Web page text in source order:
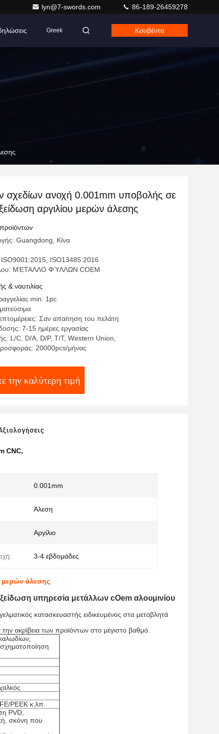
lyn@7-swords.com 86-189-26459278
Greek Κουβέντα
σχεδίων ανοχή 0.001mm υποβολής σε
αργιλίου μερών άλεσης
Guangdong, Κίνα
ISO9001:2015, ISO13485:2016
ΜΈΤΑΛΛΟ ΦΎΛΛΩΝ COEM
& ναυτιλίας
min: 1pc
Σαν απαίτηση του πελάτη
7-15 ημέρες εργασίας
L/C, D/A, D/P, T/T, Western Union,
20000pcs/μήνας
την καλύτερη τιμή
CNC,
0.001mm
Άλεση
Αργίλιο
3-4 εβδομάδες
μερών άλεσης
υπηρεσία μετάλλων cOem αλουμινίου
κατασκευαστής ειδικευμένος στα μεταβλητά
ακρίβεια των προϊόντων στο μέγιστο βαθμό.
PEEK κ.λπ.
PVD,
σκόνη που